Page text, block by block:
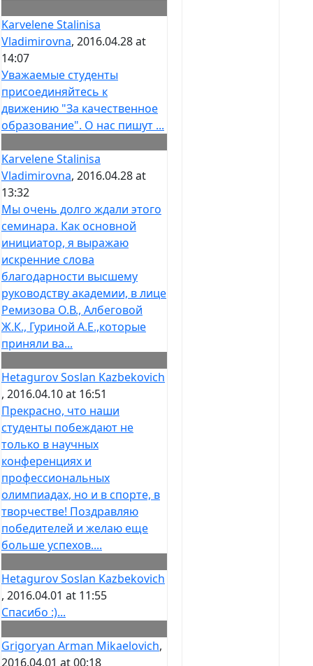
Karvelene Stalinisa
Vladimirovna, 2016.04.28 at
14:07
Уважаемые студенты
присоединяйтесь к
движению "За качественное
образование". О нас пишут ...
Karvelene Stalinisa
Vladimirovna, 2016.04.28 at
13:32
Мы очень долго ждали этого
семинара. Как основной
инициатор, я выражаю
искренние слова
благодарности высшему
руководству академии, в лице
Ремизова О.В., Албеговой
Ж.К., Гуриной А.Е.,которые
приняли ва...
Hetagurov Soslan Kazbekovich
, 2016.04.10 at 16:51
Прекрасно, что наши
студенты побеждают не
только в научных
конференциях и
профессиональных
олимпиадах, но и в спорте, в
творчестве! Поздравляю
победителей и желаю еще
больше успехов....
Hetagurov Soslan Kazbekovich
, 2016.04.01 at 11:55
Спасибо :)...
Grigoryan Arman Mikaelovich,
2016.04.01 at 00:18